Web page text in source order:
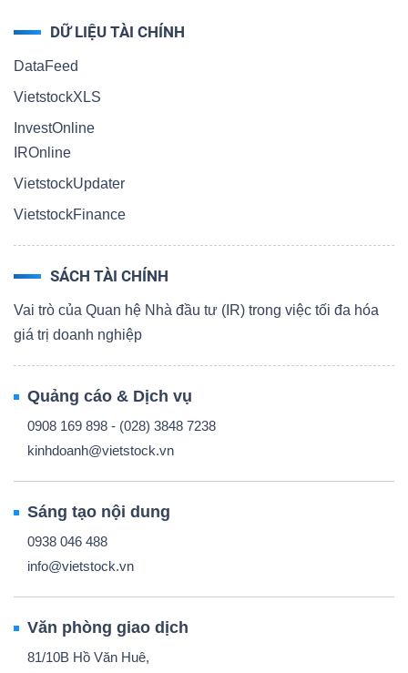
DỮ LIỆU TÀI CHÍNH
DataFeed
VietstockXLS
InvestOnline
IROnline
VietstockUpdater
VietstockFinance
SÁCH TÀI CHÍNH
Vai trò của Quan hệ Nhà đầu tư (IR) trong việc tối đa hóa
giá trị doanh nghiệp
Quảng cáo & Dịch vụ
0908 169 898 - (028) 3848 7238
kinhdoanh@vietstock.vn
Sáng tạo nội dung
0938 046 488
info@vietstock.vn
Văn phòng giao dịch
81/10B Hồ Văn Huê,